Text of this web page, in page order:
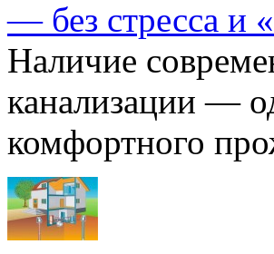
— без стресса и
Наличие
канализации —
комфортного